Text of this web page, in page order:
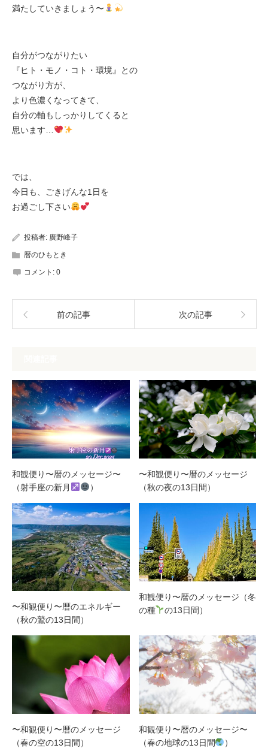
満たしていきましょう〜
自分がつながりたい
『ヒト・モノ・コト・環境』との
つながり方が、
より色濃くなってきて、
自分の軸もしっかりしてくると
思います…
では、
今日も、ごきげんな1日を
お過ごし下さい
投稿者: 廣野峰子
暦のひもとき
コメント: 0
前の記事 次の記事
和観便り〜暦のメッセージ〜
（射手座の新月
）
〜和観便り〜暦のメッセージ
（秋の夜の13日間）
〜和観便り〜暦のエネルギー
（秋の鷲の13日間）
和観便り〜暦のメッセージ（冬
の種
の13日間）
〜和観便り〜暦のメッセージ
（春の空の13日間）
和観便り〜暦のメッセージ〜
（春の地球の13日間
）